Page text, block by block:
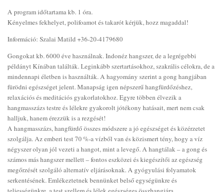
A program időtartama kb. 1 óra.
Kényelmes fekhelyet, polifoamot és takarót kérjük, hozz magaddal!
Információ: Szalai Matild +36-20-4179680
Gongokat kb. 6000 éve használnak. Indonéz hangszer, de a legrégebbi
példányt Kínában találták. Leginkább szertartásokhoz, szakrális célokra, de a
mindennapi életben is használták. A hagyomány szerint a gong hangjában
fürödni egészséget jelent. Manapság igen népszerű hangfürdőzéshez,
relaxációs és meditációs gyakorlatokhoz. Egyre többen élvezik a
hangmasszázs testre és lélekre gyakorolt jótékony hatásait, mert nem csak
halljuk, hanem érezzük is a rezgését!
A hangmasszázs, hangfürdő összes módszere a jó egészséget és közérzetet
szolgálja. Az emberi test 70 %-a vízből van és közismert tény, hogy a víz
négyszer olyan jól vezeti a hangot, mint a levegő. A hangtálak – a gong és
számos más hangszer mellett – fontos eszközei és kiegészítői az egészség
megőrzését szolgáló alternatív eljárásoknak. A gyógyulási folyamatok
serkentésének. Emlékeztetnek bennünket belső egységünkre és